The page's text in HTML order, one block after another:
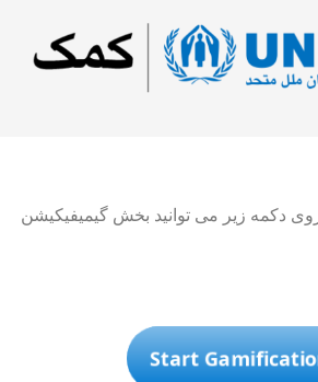
دکمه زیر می توانید بخش گیمیفیکیشن
Start